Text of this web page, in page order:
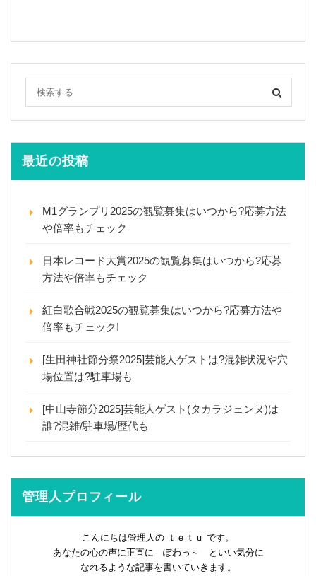
最近の投稿
M1グランプリ2025の観覧募集はいつから?応募方法
や倍率もチェック
日本レコード大賞2025の観覧募集はいつから?応募
方法や倍率もチェック
紅白歌合戦2025の観覧募集はいつから?応募方法や
倍率もチェック!
[生田神社節分祭2025]芸能人ゲストは?混雑状況や穴
場位置は?駐車場も
[中山寺節分2025]芸能人ゲスト(タカラジェンヌ)は
誰?混雑/駐車場/歴代も
管理人プロフィール
こんにちは管理人の ｔｅｔｕ です。
あなたの心の声に正直に ぽわっ～ といい気分に
なれるような記事を書いていきます。